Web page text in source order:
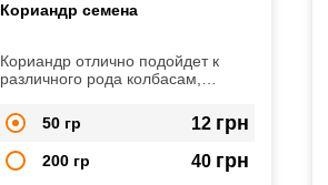
Кориандр семена
Кориандр отлично подойдет к
различного рода колбасам,
Очень хорошо подходит для
соления мяса, а особенно
свинины.
50 гр 12 грн
200 гр 40 грн